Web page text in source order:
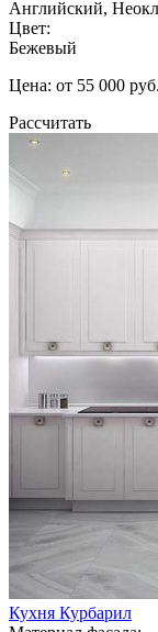
Английский,
Цвет:
Бежевый
Цена: от 55 000 руб.
Рассчитать
Кухня Курбарил